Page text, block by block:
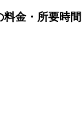
金・所要時